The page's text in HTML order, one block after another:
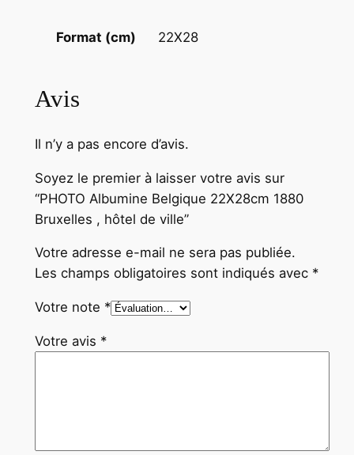
Format (cm) 22X28
Avis
Il n’y a pas encore d’avis.
Soyez le premier à laisser votre avis sur
“PHOTO Albumine Belgique 22X28cm 1880
Bruxelles , hôtel de ville”
Votre adresse e-mail ne sera pas publiée.
Les champs obligatoires sont indiqués avec *
Votre note *
Votre avis *